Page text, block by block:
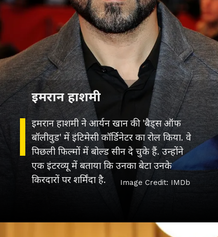
इमरान हाशमी ने आर्यन खान की 'बैड्स ऑफ
बॉलीवुड' में इंटिमेसी कॉर्डिनेटर का रोल किया. वे
पिछली फिल्मों में बोल्ड सीन दे चुके हैं. उन्होंने
एक इंटरव्यू में बताया कि उनका बेटा उनके
किरदारों पर शर्मिंदा है.
Image Credit: IMDb